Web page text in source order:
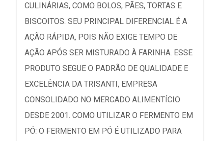
CULINÁRIAS, COMO BOLOS, PÃES, TORTAS E
BISCOITOS. SEU PRINCIPAL DIFERENCIAL É A
AÇÃO RÁPIDA, POIS NÃO EXIGE TEMPO DE
AÇÃO APÓS SER MISTURADO À FARINHA. ESSE
PRODUTO SEGUE O PADRÃO DE QUALIDADE E
EXCELÊNCIA DA TRISANTI, EMPRESA
CONSOLIDADO NO MERCADO ALIMENTÍCIO
DESDE 2001. COMO UTILIZAR O FERMENTO EM
PÓ: O FERMENTO EM PÓ É UTILIZADO PARA